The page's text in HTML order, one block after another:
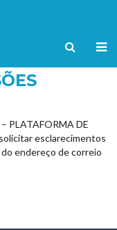
PLATAFORMA DE
esclarecimentos
endereço de correio